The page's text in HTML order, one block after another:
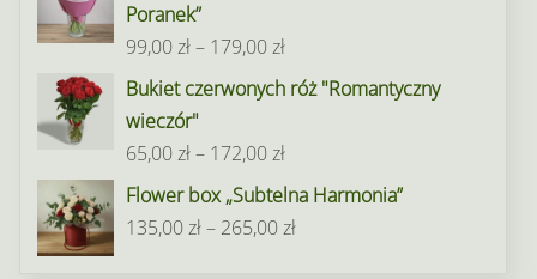
Poranek”
99,00zł– 179,00złZakres
cen:
179,00 zł
Bukiet czerwonych róż "Romantyczny
wieczór"
65,00zł– 172,00złZakres
cen:
od
Flower box „Subtelna Harmonia”
135,00zł– 265,00złZakres